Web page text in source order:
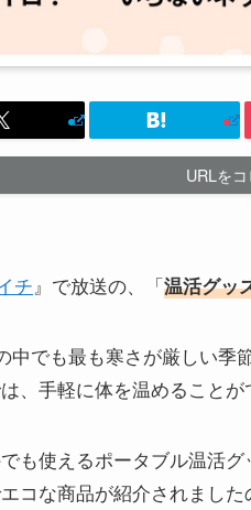
URLを
チ 』で放送の、「温活グッ
でも最も寒さが厳しい季節
、手軽に体を温めることが
も使えるポータブル温活グ
コな商品が紹介されました